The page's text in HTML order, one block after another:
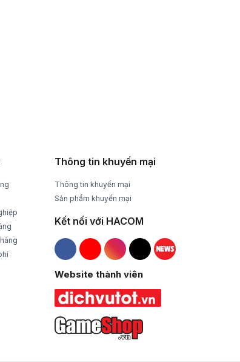
Thông tin khuyến mại
Thông tin khuyến mại
Sản phẩm khuyến mại
Kết nối với HACOM
Hacom Facebook
Hacom YouTube
Hacom Instagram
Hacom TikTok
Website thành viên